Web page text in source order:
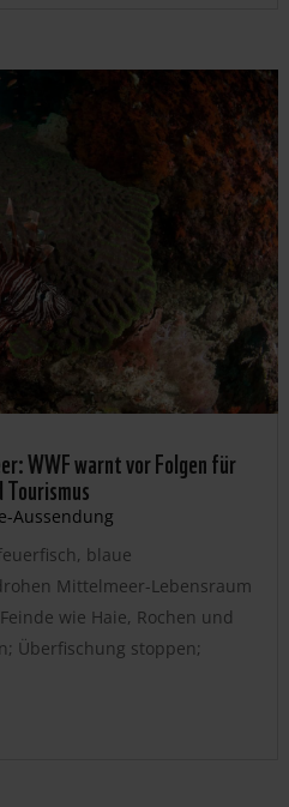
WWF warnt vor Folgen für
Aussendung
blaue
Mittelmeer-Lebensraum
wie Haie, Rochen und
Überfischung stoppen;